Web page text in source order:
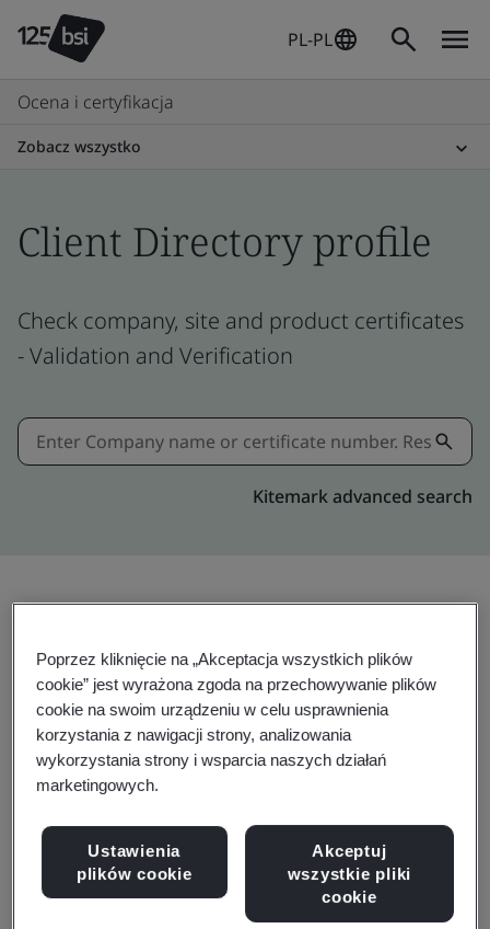
PL-PL
Ocena i certyfikacja
Zobacz wszystko
Client Directory profile
Check company, site and product certificates
- Validation and Verification
Kitemark advanced search
Genpact
2600 NE 10th street,
Bentonville
USA
Poprzez kliknięcie na „Akceptacja wszystkich plików
cookie” jest wyrażona zgoda na przechowywanie plików
cookie na swoim urządzeniu w celu usprawnienia
korzystania z nawigacji strony, analizowania
wykorzystania strony i wsparcia naszych działań
marketingowych.
Ustawienia
plików cookie
Akceptuj
wszystkie pliki
cookie